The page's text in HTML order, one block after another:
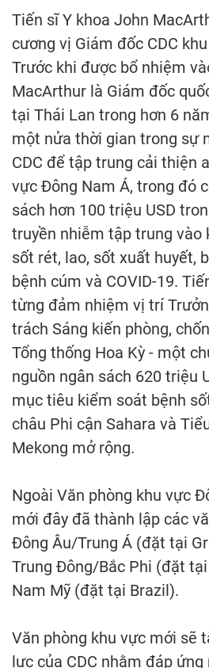
Tiến sĩ Y khoa John
cương vị Giám đốc CDC
Trước khi được bổ nhiệm
MacArthur là Giám đốc
tại Thái Lan trong hơn 6
một nửa thời gian trong sự
CDC để tập trung cải thiện
vực Đông Nam Á, trong đó
sách hơn 100 triệu USD
truyền nhiễm tập trung vào
sốt rét, lao, sốt xuất huyết,
bệnh cúm và COVID-19.
từng đảm nhiệm vị trí
trách Sáng kiến phòng,
Tổng thống Hoa Kỳ - một
nguồn ngân sách 620 triệu
mục tiêu kiểm soát bệnh
châu Phi cận Sahara và
Mekong mở rộng.
Ngoài Văn phòng khu vực
mới đây đã thành lập các
Đông Âu/Trung Á (đặt tại
Trung Đông/Bắc Phi (đặt
Nam Mỹ (đặt tại Brazil).
Văn phòng khu vực mới sẽ
lực của CDC nhằm đáp